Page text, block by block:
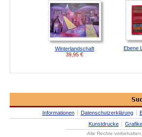
Winterlandschaft
39,95 €
Ebene
Informationen Datenschutzerklärung
Kunstdrucke
Alle Rechte